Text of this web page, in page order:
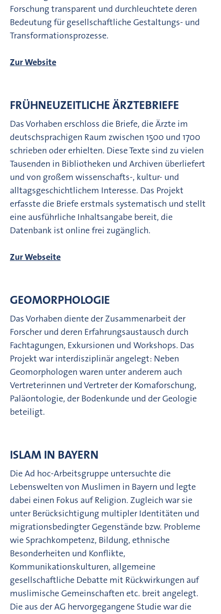
Forschung transparent und durchleuchtete deren
Bedeutung für gesellschaftliche Gestaltungs- und
Transformationsprozesse.
Zur Website
FRÜHNEUZEITLICHE ÄRZTEBRIEFE
Das Vorhaben erschloss die Briefe, die Ärzte im
deutschsprachigen Raum zwischen 1500 und 1700
schrieben oder erhielten. Diese Texte sind zu vielen
Tausenden in Bibliotheken und Archiven überliefert
und von großem wissenschafts-, kultur- und
alltagsgeschichtlichem Interesse. Das Projekt
erfasste die Briefe erstmals systematisch und stellt
eine ausführliche Inhaltsangabe bereit, die
Datenbank ist online frei zugänglich.
Zur Webseite
GEOMORPHOLOGIE
Das Vorhaben diente der Zusammenarbeit der
Forscher und deren Erfahrungsaustausch durch
Fachtagungen, Exkursionen und Workshops. Das
Projekt war interdisziplinär angelegt: Neben
Geomorphologen waren unter anderem auch
Vertreterinnen und Vertreter der Komaforschung,
Paläontologie, der Bodenkunde und der Geologie
beteiligt.
ISLAM IN BAYERN
Die Ad hoc-Arbeitsgruppe untersuchte die
Lebenswelten von Muslimen in Bayern und legte
dabei einen Fokus auf Religion. Zugleich war sie
unter Berücksichtigung multipler Identitäten und
migrationsbedingter Gegenstände bzw. Probleme
wie Sprachkompetenz, Bildung, ethnische
Besonderheiten und Konflikte,
Kommunikationskulturen, allgemeine
gesellschaftliche Debatte mit Rückwirkungen auf
muslimische Gemeinschaften etc. breit angelegt.
Die aus der AG hervorgegangene Studie war die